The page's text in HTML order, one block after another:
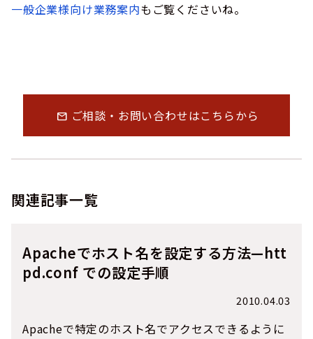
一般企業様向け業務案内もご覧くださいね。
mail ご相談・お問い合わせはこちらから
関連記事一覧
Apacheでホスト名を設定する方法—htt
pd.conf での設定手順
2010.04.03
Apacheで特定のホスト名でアクセスできるように